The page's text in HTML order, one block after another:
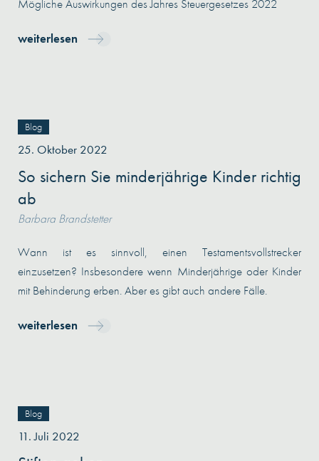
Mögliche Auswirkungen des Jahres Steuergesetzes 2022
weiterlesen
Blog
25. Oktober 2022
So sichern Sie minderjährige Kinder richtig
ab
Barbara Brandstetter
Wann ist es sinnvoll, einen Testamentsvollstrecker
einzusetzen? Insbesondere wenn Minderjährige oder Kinder
mit Behinderung erben. Aber es gibt auch andere Fälle.
weiterlesen
Blog
11. Juli 2022